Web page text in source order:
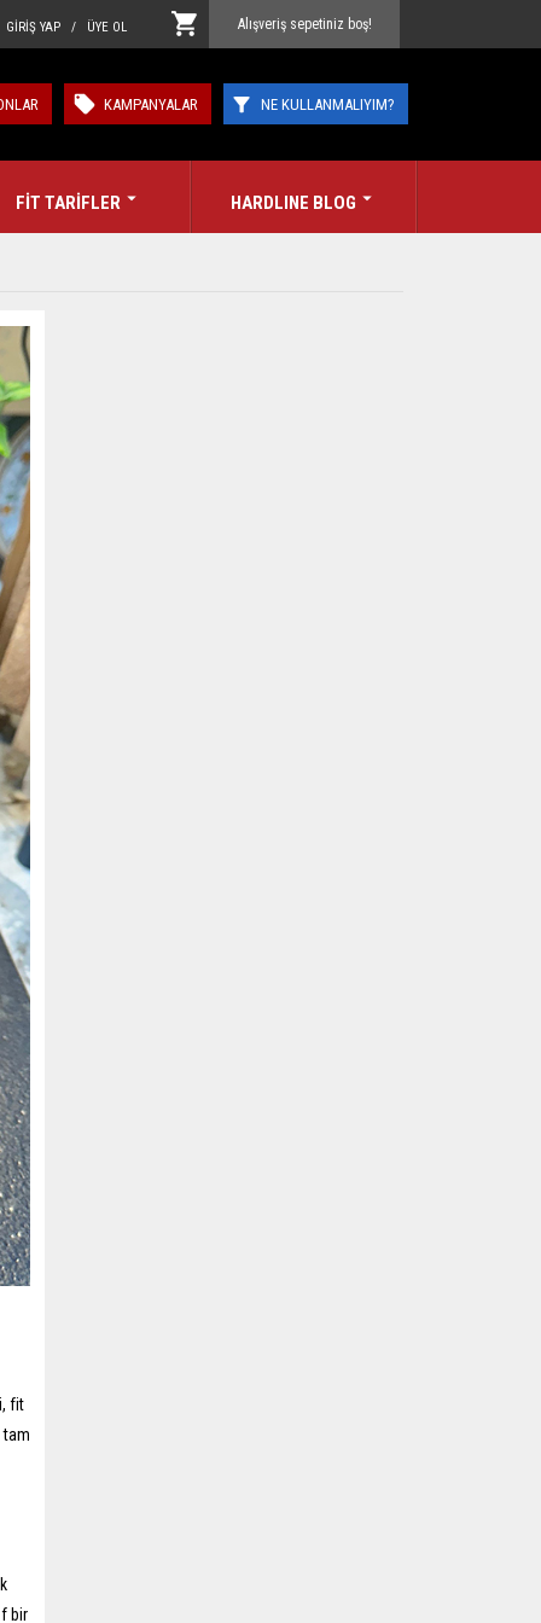
Alışveriş sepetiniz boş!
YAP / ÜYE OL
NE KULLANMALIYIM?
KAMPANYALAR
FİT TARİFLER HARDLINE BLOG
fit
tam
bir